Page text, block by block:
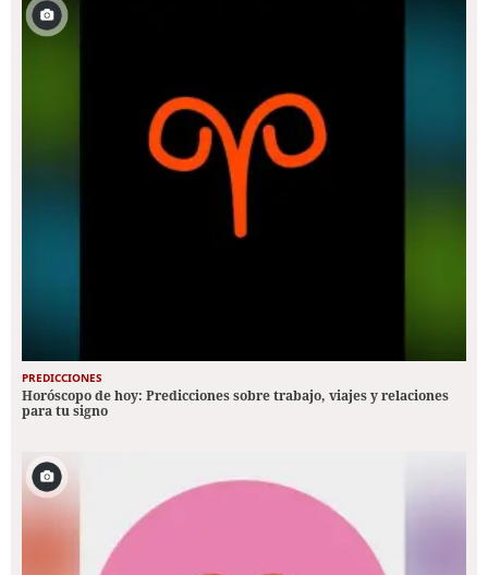
PREDICCIONES
Horóscopo de hoy: Predicciones sobre trabajo, viajes y relaciones
para tu signo